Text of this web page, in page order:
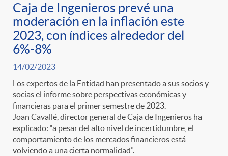
Caja de Ingenieros prevé una
moderación en la inflación este
2023, con índices alrededor del
6%-8%
14/02/2023
Los expertos de la Entidad han presentado a sus socios y
socias el informe sobre perspectivas económicas y
financieras para el primer semestre de 2023.
Joan Cavallé, director general de Caja de Ingenieros ha
explicado: “a pesar del alto nivel de incertidumbre, el
comportamiento de los mercados financieros está
volviendo a una cierta normalidad”.